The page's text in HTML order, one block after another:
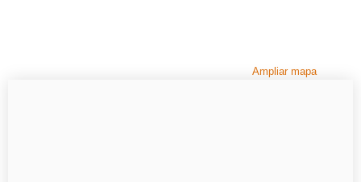
Ampliar mapa